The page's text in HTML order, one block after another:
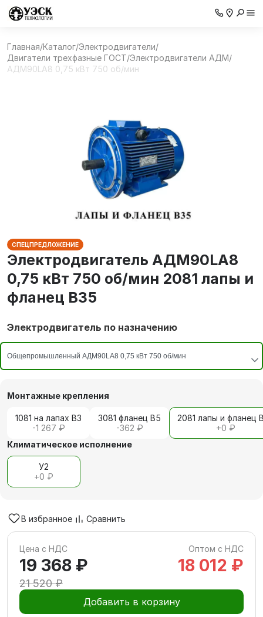
Главная/Каталог/Электродвигатели/
Двигатели трехфазные ГОСТ/Электродвигатели АДМ/
АДМ90LA8 0,75 кВт 750 об/мин
СПЕЦПРЕДЛОЖЕНИЕ
Электродвигатель АДМ90LA8
0,75 кВт 750 об/мин 2081 лапы и
фланец В35
Электродвигатель по назначению
Монтажные крепления
1081 на лапах В3
-1 267 ₽
3081 фланец В5
-362 ₽
2081 лапы и фланец
+0 ₽
Климатическое исполнение
У2
+0 ₽
В избранное Сравнить
Цена с НДС Оптом с НДС
19 368 ₽
21 520 ₽
18 012 ₽
Добавить в корзину